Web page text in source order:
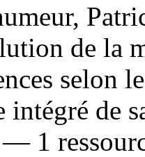
de la
selon
intégré de
1